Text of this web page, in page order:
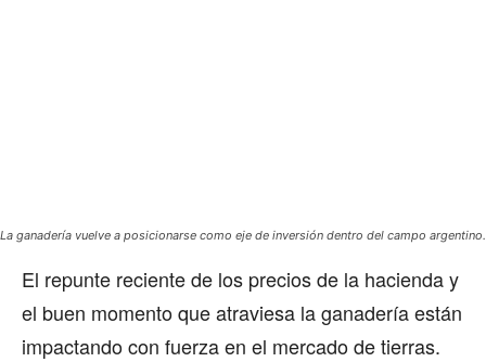
La ganadería vuelve a posicionarse como eje de inversión dentro del campo argentino.
El repunte reciente de los precios de la hacienda y
el buen momento que atraviesa la ganadería están
impactando con fuerza en el mercado de tierras.